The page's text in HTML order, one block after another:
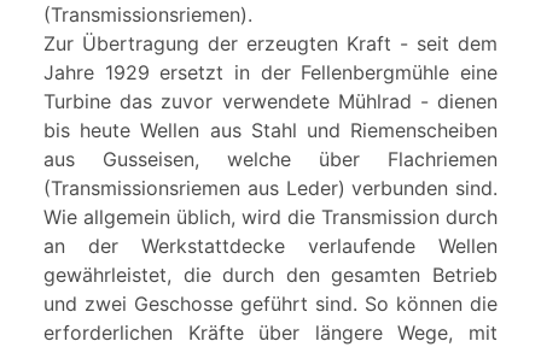
(Transmissionsriemen).
Zur Übertragung der erzeugten Kraft - seit dem
Jahre 1929 ersetzt in der Fellenbergmühle eine
Turbine das zuvor verwendete Mühlrad - dienen
bis heute Wellen aus Stahl und Riemenscheiben
aus Gusseisen, welche über Flachriemen
(Transmissionsriemen aus Leder) verbunden sind.
Wie allgemein üblich, wird die Transmission durch
an der Werkstattdecke verlaufende Wellen
gewährleistet, die durch den gesamten Betrieb
und zwei Geschosse geführt sind. So können die
erforderlichen Kräfte über längere Wege, mit